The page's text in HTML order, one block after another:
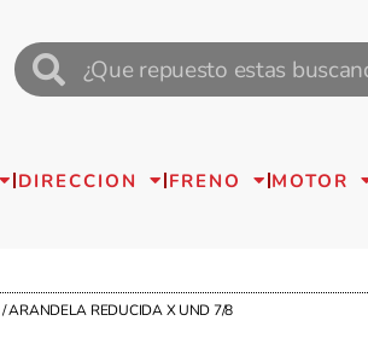
DIRECCION FRENO MOTOR
/ ARANDELA REDUCIDA X UND 7/8